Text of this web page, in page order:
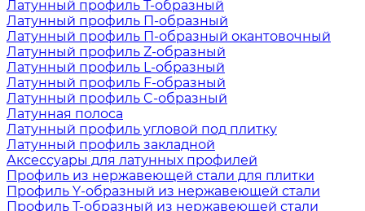
Латунный профиль Т-образный
Латунный профиль П-образный
Латунный профиль П-образный окантовочный
Латунный профиль Z-образный
Латунный профиль L-образный
Латунный профиль F-образный
Латунный профиль C-образный
Латунная полоса
Латунный профиль угловой под плитку
Латунный профиль закладной
Аксессуары для латунных профилей
Профиль из нержавеющей стали для плитки
Профиль Y-образный из нержавеющей стали
Профиль Т-образный из нержавеющей стали